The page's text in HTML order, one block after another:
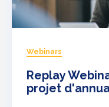
Webinars
Replay
projet